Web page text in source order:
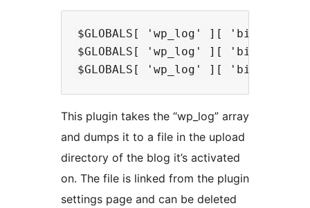
$GLOBALS[ 'wp_log' ][ 'big_a'
$GLOBALS[ 'wp_log' ][ 'big_a'
This plugin takes the “wp_log” array
and dumps it to a file in the upload
directory of the blog it’s activated
on. The file is linked from the plugin
settings page and can be deleted